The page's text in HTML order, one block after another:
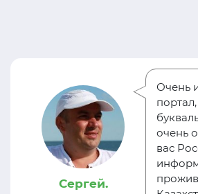
Сергей.
Очень
очень
вас